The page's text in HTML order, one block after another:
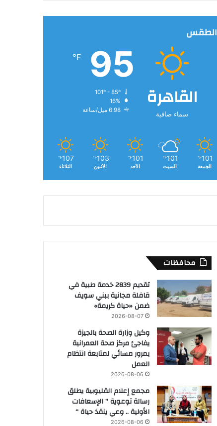
الطقس
القاهرة
سماء صافية
95
℉
16%
6.98 ميل/ساعة
101
℉
الجمعة
101
℉
السبت
101
℉
الأحد
103
℉
الأثنين
107
℉
الثلاثاء
محافظات
تقديم 2839 خدمة طبية في
قافلة مجانية ببني سويف
ضمن «حياة كريمة»
2026-08-07
وكيل وزارة الصحة بالجيزة
يفاجئ مركز صحة العمرانية
بمرور مسائي لمتابعة انتظام
العمل
2026-08-06
مجمع إعلام القليوبية يطلق
رسالة توعوية ” الإسعافات
الأولية .. وعي ينقذ حياة “
2026-08-06